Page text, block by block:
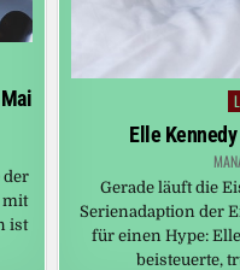
der
mit
ist
Elle
Gerade läuft die
Serienadaption der
für einen Hype:
beisteuerte,